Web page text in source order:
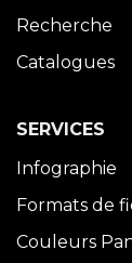
Recherche
Catalogues
SERVICES
Infographie
Formats de
Couleurs